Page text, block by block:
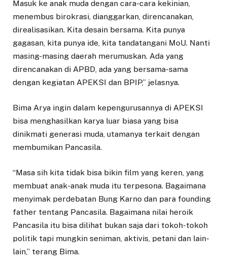
Masuk ke anak muda dengan cara-cara kekinian,
menembus birokrasi, dianggarkan, direncanakan,
direalisasikan. Kita desain bersama. Kita punya
gagasan, kita punya ide, kita tandatangani MoU. Nanti
masing-masing daerah merumuskan. Ada yang
direncanakan di APBD, ada yang bersama-sama
dengan kegiatan APEKSI dan BPIP,” jelasnya.
Bima Arya ingin dalam kepengurusannya di APEKSI
bisa menghasilkan karya luar biasa yang bisa
dinikmati generasi muda, utamanya terkait dengan
membumikan Pancasila.
“Masa sih kita tidak bisa bikin film yang keren, yang
membuat anak-anak muda itu terpesona. Bagaimana
menyimak perdebatan Bung Karno dan para founding
father tentang Pancasila. Bagaimana nilai heroik
Pancasila itu bisa dilihat bukan saja dari tokoh-tokoh
politik tapi mungkin seniman, aktivis, petani dan lain-
lain,” terang Bima.